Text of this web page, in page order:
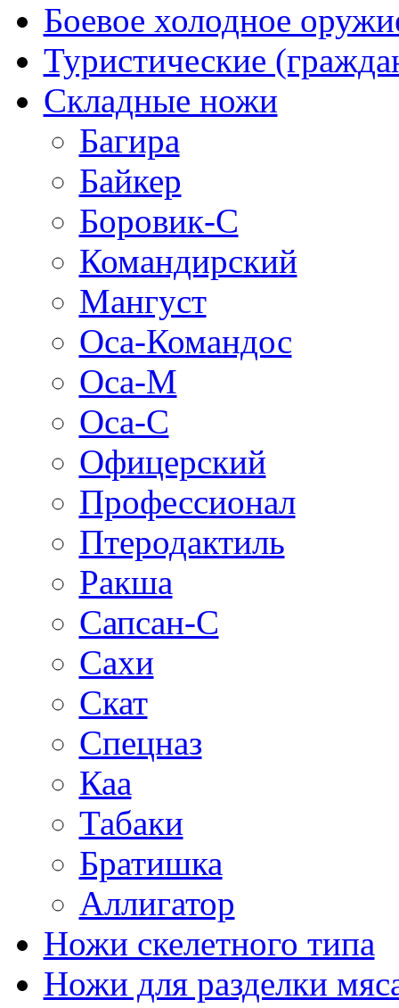
Боевое холодное
Туристические
Складные ножи
Багира
Байкер
Боровик-С
Командирский
Мангуст
Оса-Командос
Оса-М
Оса-C
Офицерский
Профессионал
Птеродактиль
Ракша
Сапсан-С
Сахи
Скат
Спецназ
Каа
Табаки
Братишка
Аллигатор
Ножи скелетного типа
Ножи для разделки